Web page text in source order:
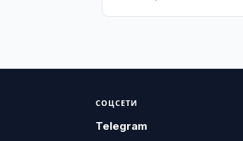
СОЦСЕТИ
Telegram